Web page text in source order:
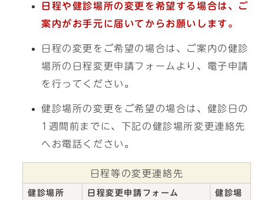
日程や健診場所の変更を希望する場合は、ご
案内がお手元に届いてからお願いします。
日程の変更をご希望の場合は、ご案内の健診
場所の日程変更申請フォームより、電子申請
を行ってください。
健診場所の変更をご希望の場合は、健診日の
1週間前までに、下記の健診場所変更連絡先
へお電話ください。
日程等の変更連絡先
健診場所 日程変更申請フォーム
健診場